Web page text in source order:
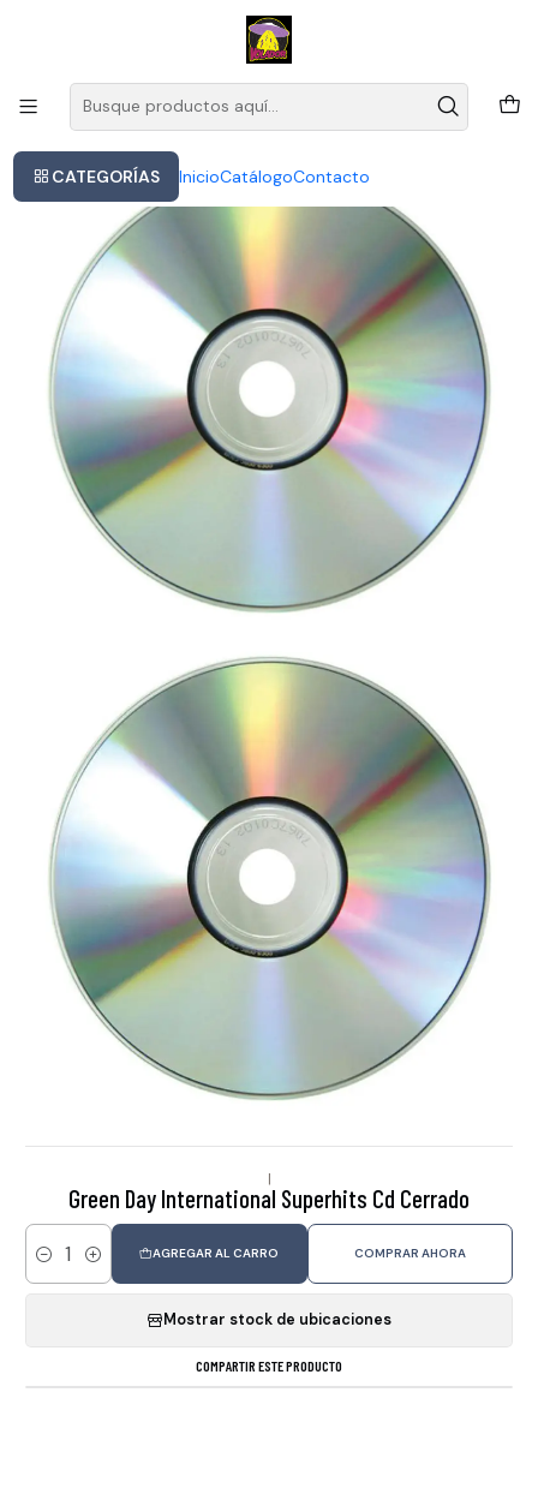
CATEGORÍAS InicioCatálogoContacto
Este es el texto del slide
|
Green Day International Superhits Cd Cerrado
Cantidad
AGREGAR AL CARRO COMPRAR AHORA
Mostrar stock de ubicaciones
COMPARTIR ESTE PRODUCTO